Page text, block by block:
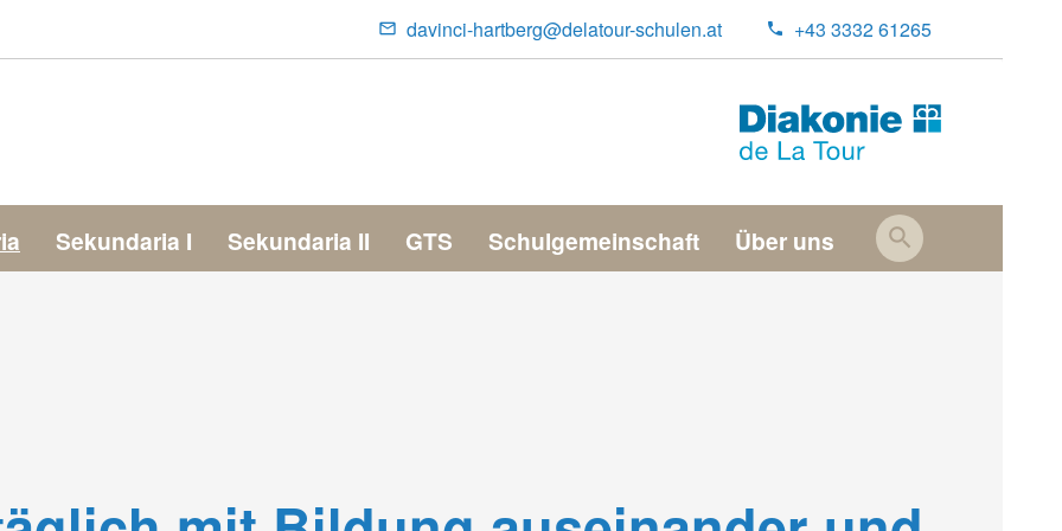
Contact
davinci-hartberg@delatour-schulen.at +43 3332 61265
Sekundaria I Sekundaria II GTS Schulgemeinschaft Über uns